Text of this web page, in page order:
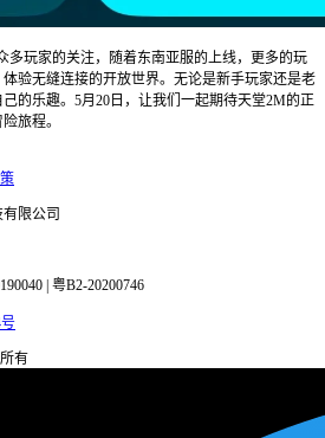
多玩家的关注，随着东南亚服的上线，更多的玩
验无缝连接的开放世界。无论是新手玩家还是老
的乐趣。5月20日，让我们一起期待天堂2M的正
旅程。
限公司
| 粤B2-20200746
有